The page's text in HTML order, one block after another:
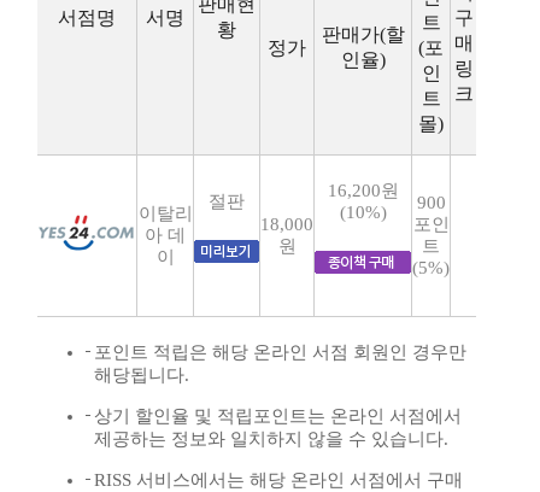
서점명 서명
판매현
황
구
매
링
크
정가
판매가(할
인율)
트
(포
인
트
몰)
이탈리
아 데
이
절판
18,000
원
16,200원
(10%)
900
포인
트
(5%)
포인트 적립은 해당 온라인 서점 회원인 경우만
해당됩니다.
상기 할인율 및 적립포인트는 온라인 서점에서
제공하는 정보와 일치하지 않을 수 있습니다.
RISS 서비스에서는 해당 온라인 서점에서 구매